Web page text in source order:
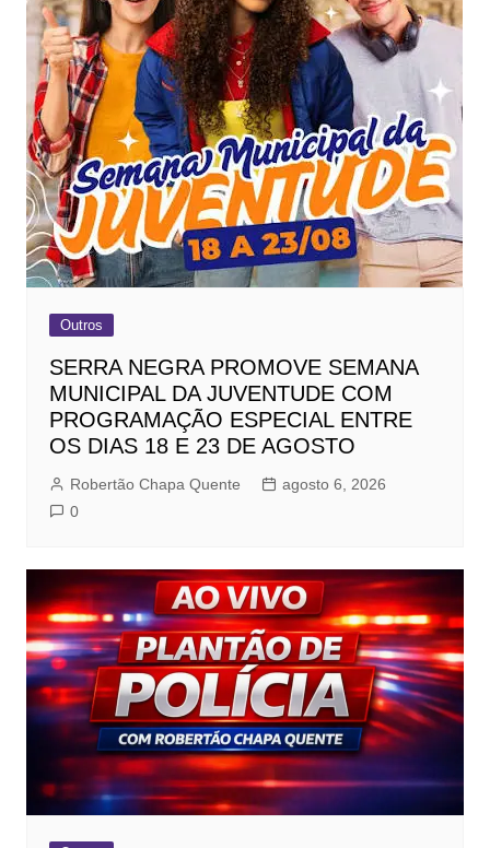
Outros
SERRA NEGRA PROMOVE SEMANA
MUNICIPAL DA JUVENTUDE COM
PROGRAMAÇÃO ESPECIAL ENTRE
OS DIAS 18 E 23 DE AGOSTO
Robertão Chapa Quente
agosto 6, 2026
0